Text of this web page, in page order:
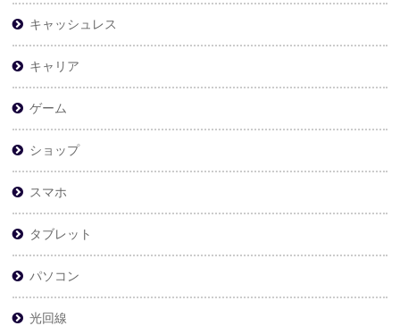
キャッシュレス
キャリア
ゲーム
ショップ
スマホ
タブレット
パソコン
光回線